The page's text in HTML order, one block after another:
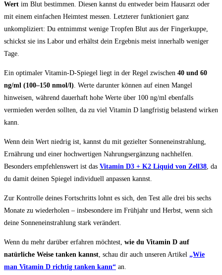
Wert im Blut bestimmen. Diesen kannst du entweder beim Hausarzt oder
mit einem einfachen Heimtest messen. Letzterer funktioniert ganz
unkompliziert: Du entnimmst wenige Tropfen Blut aus der Fingerkuppe,
schickst sie ins Labor und erhältst dein Ergebnis meist innerhalb weniger
Tage.
Ein optimaler Vitamin-D-Spiegel liegt in der Regel zwischen 40 und 60
ng/ml (100–150 nmol/l). Werte darunter können auf einen Mangel
hinweisen, während dauerhaft hohe Werte über 100 ng/ml ebenfalls
vermieden werden sollten, da zu viel Vitamin D langfristig belastend wirken
kann.
Wenn dein Wert niedrig ist, kannst du mit gezielter Sonneneinstrahlung,
Ernährung und einer hochwertigen Nahrungsergänzung nachhelfen.
Besonders empfehlenswert ist das Vitamin D3 + K2 Liquid von Zell38, da
du damit deinen Spiegel individuell anpassen kannst.
Zur Kontrolle deines Fortschritts lohnt es sich, den Test alle drei bis sechs
Monate zu wiederholen – insbesondere im Frühjahr und Herbst, wenn sich
deine Sonneneinstrahlung stark verändert.
Wenn du mehr darüber erfahren möchtest, wie du Vitamin D auf
natürliche Weise tanken kannst, schau dir auch unseren Artikel „Wie
man Vitamin D richtig tanken kann“ an.